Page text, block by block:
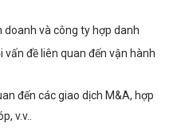
và công ty hợp danh
đề liên quan đến vận hành
đến các giao dịch M&A, hợp
v.v..